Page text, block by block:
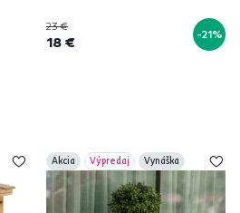
23 €
18 € -21%
Akcia Výpredaj Vynáška